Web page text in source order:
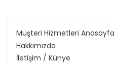
Müşteri Hizmetleri Anasayfa
Hakkımızda
İletişim / Künye